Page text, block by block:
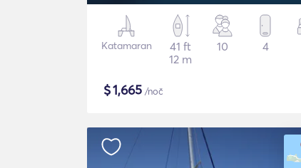
Katamaran
41 ft
12 m
10 4
$1,665 /noč